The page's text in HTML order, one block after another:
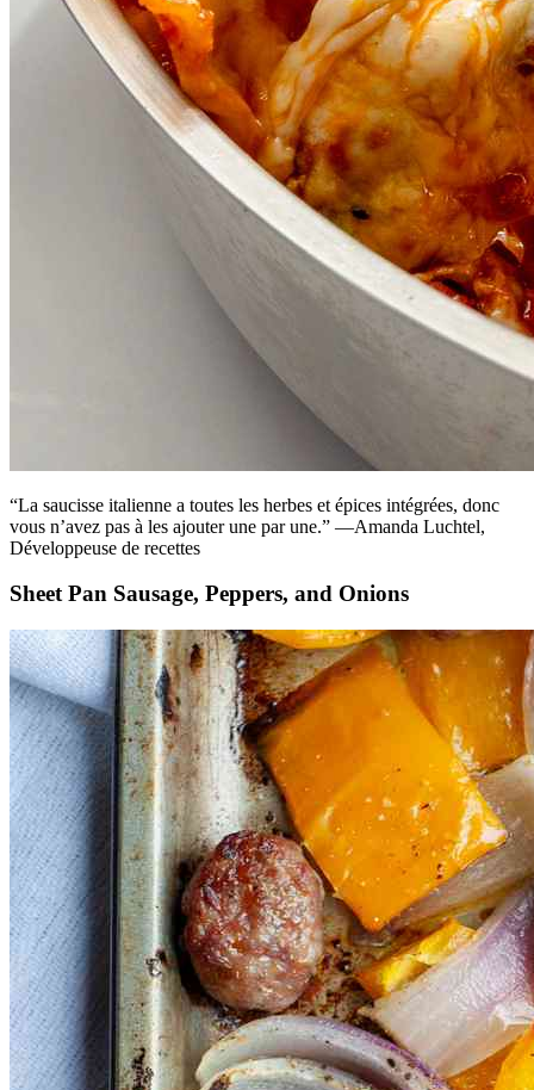
“La saucisse italienne a toutes les herbes et épices intégrées, donc
vous n’avez pas à les ajouter une par une.” —Amanda Luchtel,
Développeuse de recettes
Sheet Pan Sausage, Peppers, and Onions